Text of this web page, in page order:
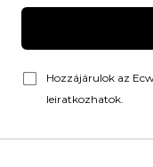
Hozzájárulok az
leiratkozhatok.